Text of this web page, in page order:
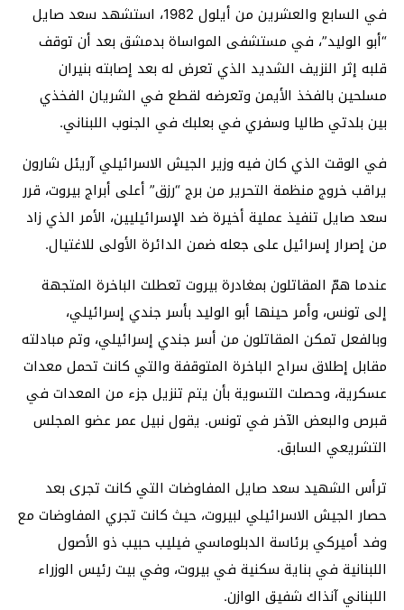
في السابع والعشرين من أيلول 1982، استشهد سعد صايل
“أبو الوليد”، في مستشفى المواساة بدمشق بعد أن توقف
قلبه إثر النزيف الشديد الذي تعرض له بعد إصابته بنيران
مسلحين بالفخذ الأيمن وتعرضه لقطع في الشريان الفخذي
بين بلدتي طاليا وسفري في بعلبك في الجنوب اللبناني.
في الوقت الذي كان فيه وزير الجيش الاسرائيلي آريئل شارون
يراقب خروج منظمة التحرير من برج “رزق” أعلى أبراج بيروت، قرر
سعد صايل تنفيذ عملية أخيرة ضد الإسرائيليين، الأمر الذي زاد
من إصرار إسرائيل على جعله ضمن الدائرة الأولى للاغتيال.
عندما همّ المقاتلون بمغادرة بيروت تعطلت الباخرة المتجهة
إلى تونس، وأمر حينها أبو الوليد بأسر جندي إسرائيلي،
وبالفعل تمكن المقاتلون من أسر جندي إسرائيلي، وتم مبادلته
مقابل إطلاق سراح الباخرة المتوقفة والتي كانت تحمل معدات
عسكرية، وحصلت التسوية بأن يتم تنزيل جزء من المعدات في
قبرص والبعض الآخر في تونس. يقول نبيل عمر عضو المجلس
التشريعي السابق.
ترأس الشهيد سعد صايل المفاوضات التي كانت تجرى بعد
حصار الجيش الاسرائيلي لبيروت، حيث كانت تجري المفاوضات مع
وفد أميركي برئاسة الدبلوماسي فيليب حبيب ذو الأصول
اللبنانية في بناية سكنية في بيروت، وفي بيت رئيس الوزراء
اللبناني آنذاك شفيق الوازن.